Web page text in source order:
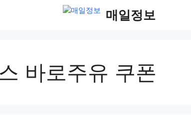
매일정보
바로주유 쿠폰